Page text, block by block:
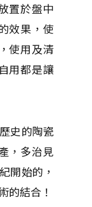
置於盤中
效果，使
使用及清
用都是讓
史的陶瓷
，多治見
開始的，
的結合！